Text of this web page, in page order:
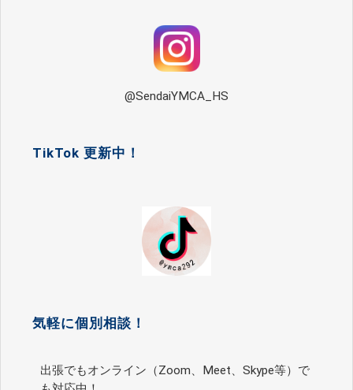
@SendaiYMCA_HS
TikTok 更新中！
気軽に個別相談！
出張でもオンライン（Zoom、Meet、Skype等）で